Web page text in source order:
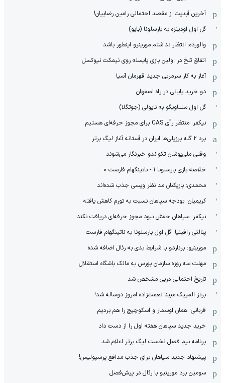
آخرین آپدیت از مقصد احتمالی رامین رضاییان!
گل اول اودینزه به بارسلونا (بایو)
والورده: انتظار نداشتم مورینیو اینطور باشد
اتفاق تلخ در اولین بازی یایسله روی نیمکت نیوکسل
آغاز به کار سرمربی جدید قهرمان آسیا
دو خرید پایانی در راه اصفهان
گل اول سلتاویگو به ناپولی (جوتگلا)
نیکفر: منتظر رأی CAS برای مجوز حرفه‌ای هستیم
برد ۲ گله برزیلی‌ها ایران در آستانه آغاز لیگ برتر
وقتی ملی‌پوشان تکواندو خبرنگار می‌شوند
خلاصه بازی بارسلونا 1 - ناتینگهام فارست 0
محمدی: بازیکنان مد نظر ویسی جذب شده‌اند
کریمیان: بودجه سپاهان نسبت به تورم کاهش یافته
نیکفر: سپاهان حقش نبود مجوز حرفه‌ای دریافت نکند
پنالتی رافینیا؛ گل اول بارسلونا به ناتینگهام فارست
مورینیو: برناردو با شرایط بدی به رئال اضافه شده
مهلت سه روزه سازمان بورس به مالک باشگاه استقلال
تاریخ احتمالی دربی مشخص شد
برنز المپیک مبینا نعمت‌زاده امروز دوساله شد!
قربانی: همان اوسمار و اسکوچیچ را هم بردیم
خرید جدید سپاهان هفته اول را از دست داد
برنامه نیم فصل نخست لیگ برتر اعلام شد
پیشنهاد جدید سپاهان برای جذب مدافع پرسپولیس!
سومین برد مورینیو با رئال در پیش‌فصل